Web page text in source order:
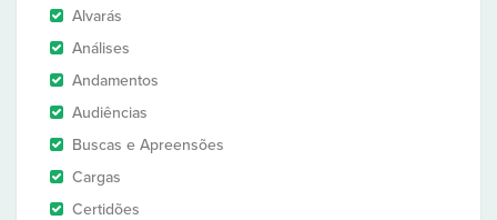
Alvarás
Análises
Andamentos
Audiências
Buscas e Apreensões
Cargas
Certidões